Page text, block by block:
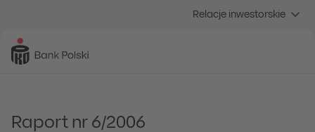
Relacje inwestorskie
Raport nr 6/2006